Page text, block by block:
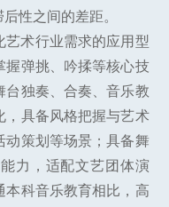
性之间的差距。
艺术行业需求的应用型
握弹挑、吟揉等核心技
台独奏、合奏、音乐教
，具备风格把握与艺术
动策划等场景；具备舞
力，适配文艺团体演
本科音乐教育相比，高